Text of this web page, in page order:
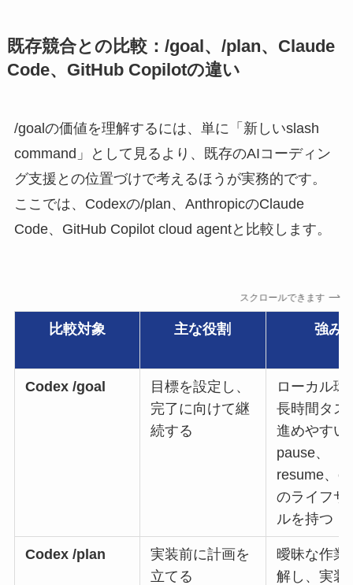
既存競合との比較：/goal、/plan、Claude
Code、GitHub Copilotの違い
/goalの価値を理解するには、単に「新しいslash
command」として見るより、既存のAIコーディン
グ支援との位置づけで考えるほうが実務的です。
ここでは、Codexの/plan、AnthropicのClaude
Code、GitHub Copilot cloud agentと比較します。
スクロールできます
比較対象 主な役割 強み
Codex /goal
目標を設定し、
完了に向けて継
続する
ローカル環
長時間タス
進めやすい
pause、
resume、
のライフサ
ルを持つ
Codex /plan
実装前に計画を
立てる
曖昧な作業
解し、実装